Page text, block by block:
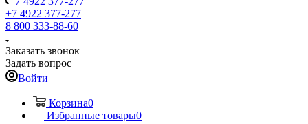
+7 4922 377-277
8 800 333-88-60
Заказать звонок
Задать вопрос
Войти
Корзина0
Избранные товары0